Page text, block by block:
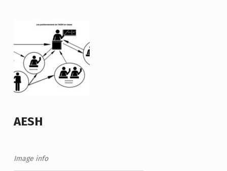
AESH
Image info